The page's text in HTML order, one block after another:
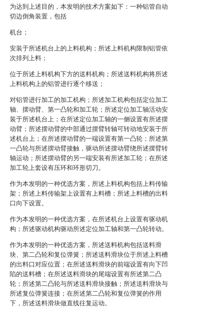
为达到上述目的，本发明的技术方案如下：一种铝管自动
切边倒角装置，包括
机台；
安装于所述机台上的上料机构；所述上料机构限制铝管依
次排列上料；
位于所述上料机构下方的送料机构；所述送料机构将所述
上料机构上的铝管进行逐个移送；
对铝管进行加工的加工机构；所述加工机构包括定位加工
轴、摆动臂、第一凸轮和加工轮；所述定位加工轴活动安
装于所述机台上；在所述定位加工轴的一侧设置有所述摆
动臂；所述摆动臂的中部通过摆臂转轴可转动地安装于所
述机台上；在所述摆动臂的一端设置有第一凸轮；所述第
一凸轮与所述摆动臂接触，驱动所述摆动臂绕所述摆臂转
轴运动；所述摆动臂的另一端安装有所述加工轮；在所述
加工轮上套设有压环和环形切刀。
作为本发明的一种优选方案，所述上料机构包括上料传输
架；所述上料传输架上设置有上料槽；所述上料槽的出料
口向下设置。
作为本发明的一种优选方案，在所述机台上设置有驱动机
构；所述驱动机构驱动所述定位加工轴和第一凸轮转动。
作为本发明的一种优选方案，所述送料机构包括送料滑
块、第二凸轮和复位弹簧；所述送料滑块位于所述上料槽
的出料口对应位置；在所述送料滑块的前端设置有向下凹
陷的送料槽；在所述送料滑块的尾端设置有所述第二凸
轮；所述第二凸轮与所述送料滑块接触；所述送料滑块与
所述复位弹簧连接；在所述第二凸轮和复位弹簧的作用
下，所述送料滑块做直线往复运动。